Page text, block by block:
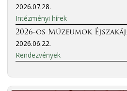
2026.07.28.
Intézményi hírek
2026-os Múzeumok
2026.06.22.
Rendezvények